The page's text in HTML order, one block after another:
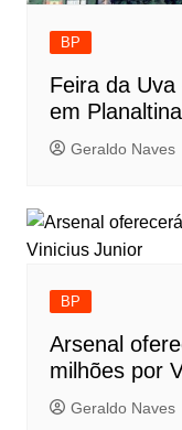
BP
Feira da
em Planaltina
Geraldo Naves
BP
Arsenal
milhões por
Geraldo Naves